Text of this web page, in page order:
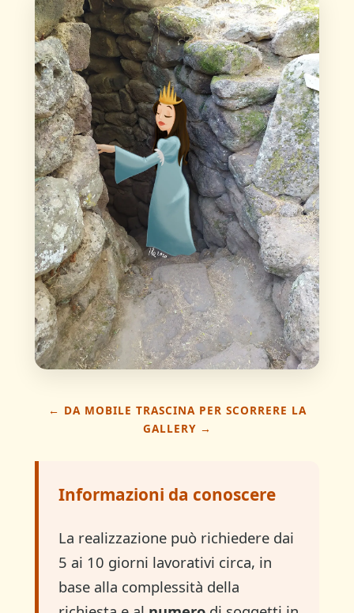
← DA MOBILE TRASCINA PER SCORRERE LA
GALLERY →
Informazioni da conoscere
La realizzazione può richiedere dai
5 ai 10 giorni lavorativi circa, in
base alla complessità della